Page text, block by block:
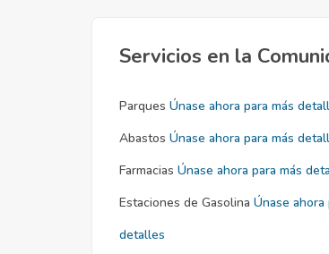
Servicios en la
Parques Únase ahora para más
Abastos Únase ahora para más
Farmacias Únase ahora para más
Estaciones de Gasolina Únase ahora
detalles